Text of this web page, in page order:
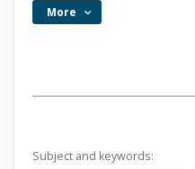
More
Subject and keywords: